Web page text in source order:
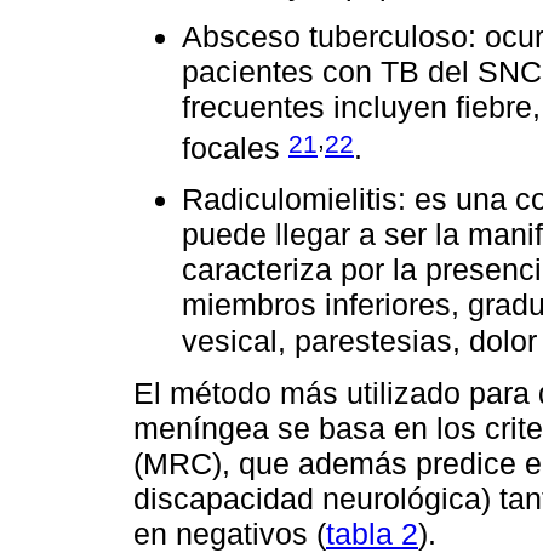
Absceso tuberculoso:
pacientes con TB del
frecuentes incluyen
focales 21,22.
Radiculomielitis: es una
puede llegar a ser la
caracteriza por la
miembros inferiores,
vesical, parestesias,
El método más utilizado
meníngea se basa en los
(MRC), que además predice
discapacidad neurológica)
en negativos (tabla 2).